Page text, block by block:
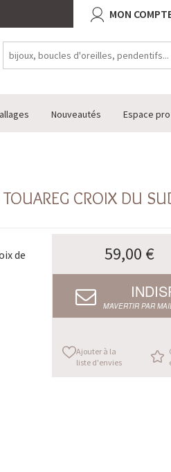
MON
Nouveautés Espace pro
CROIX DU
de
59,00 €
M’AVERTIR PAR
Ajouter à la
liste d'envies